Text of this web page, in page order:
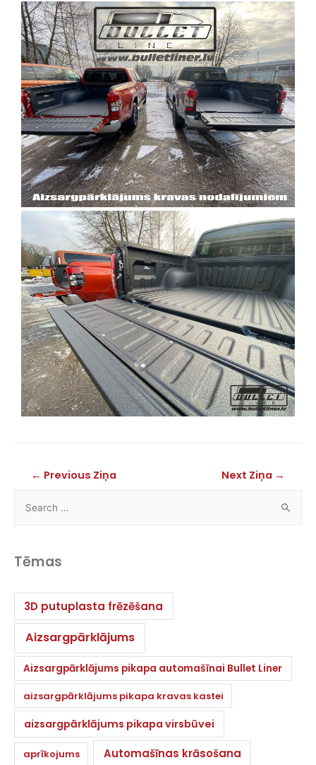
← Previous Ziņa Next Ziņa →
Tēmas
3D putuplasta frēzēšana
Aizsargpārklājums
Aizsargpārklājums pikapa automašīnai Bullet Liner
aizsargpārklājums pikapa kravas kastei
aizsargpārklājums pikapa virsbūvei
aprīkojums Automašīnas krāsošana